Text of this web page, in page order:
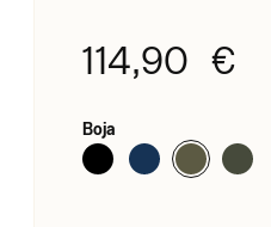
114,90 €
Boja